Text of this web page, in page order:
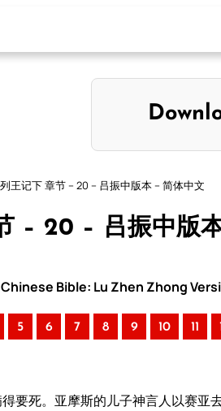
列王记下 章节 – 20 – 吕振中版本 – 简体中文
– 20 – 吕振中版
Bible: Lu Zhen Zhong
5 6 7 8 9 10 11
要死。亚摩斯的儿子神言人以赛亚